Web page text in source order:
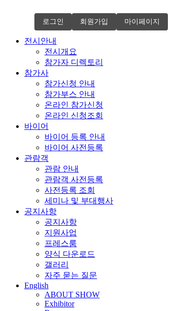
로그인 회원가입 마이페이지
전시안내
전시개요
참가자 디렉토리
참가사
참가신청 안내
참가부스 안내
온라인 참가신청
온라인 신청조회
바이어
바이어 등록 안내
바이어 사전등록
관람객
관람 안내
관람객 사전등록
사전등록 조회
세미나 및 부대행사
공지사항
공지사항
지원사업
프레스룸
양식 다운로드
갤러리
자주 묻는 질문
English
ABOUT SHOW
Exhibitor